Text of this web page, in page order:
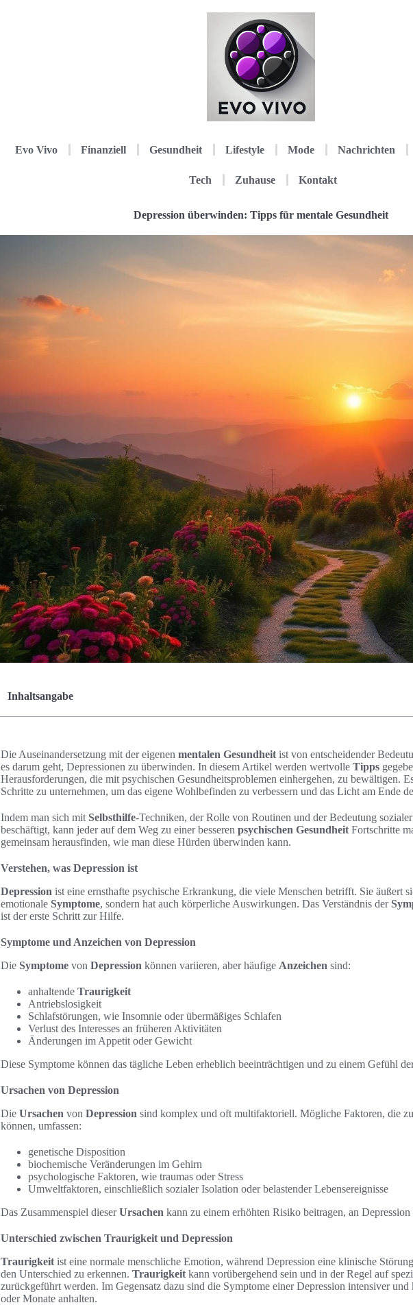
Evo Vivo Finanziell Gesundheit Lifestyle Mode Nachrichten
Tech Zuhause Kontakt
Depression überwinden: Tipps für mentale Gesundheit
Inhaltsangabe
Die Auseinandersetzung mit der eigenen mentalen Gesundheit ist von entscheidender
es darum geht, Depressionen zu überwinden. In diesem Artikel werden wertvolle Tipps
Herausforderungen, die mit psychischen Gesundheitsproblemen einhergehen, zu bewältigen.
Schritte zu unternehmen, um das eigene Wohlbefinden zu verbessern und das Licht am Ende
Indem man sich mit Selbsthilfe-Techniken, der Rolle von Routinen und der Bedeutung
beschäftigt, kann jeder auf dem Weg zu einer besseren psychischen Gesundheit Fortschritte
gemeinsam herausfinden, wie man diese Hürden überwinden kann.
Verstehen, was Depression ist
Depression ist eine ernsthafte psychische Erkrankung, die viele Menschen betrifft. Sie äußert
emotionale Symptome, sondern hat auch körperliche Auswirkungen. Das Verständnis der
ist der erste Schritt zur Hilfe.
Symptome und Anzeichen von Depression
Die Symptome von Depression können variieren, aber häufige Anzeichen sind:
anhaltende Traurigkeit
Antriebslosigkeit
Schlafstörungen, wie Insomnie oder übermäßiges Schlafen
Verlust des Interesses an früheren Aktivitäten
Änderungen im Appetit oder Gewicht
Diese Symptome können das tägliche Leben erheblich beeinträchtigen und zu einem Gefühl
Ursachen von Depression
Die Ursachen von Depression sind komplex und oft multifaktoriell. Mögliche Faktoren, die
können, umfassen:
genetische Disposition
biochemische Veränderungen im Gehirn
psychologische Faktoren, wie traumas oder Stress
Umweltfaktoren, einschließlich sozialer Isolation oder belastender Lebensereignisse
Das Zusammenspiel dieserUrsachen kann zu einem erhöhten Risiko beitragen, an
Unterschied zwischen Traurigkeit und Depression
Traurigkeit ist eine normale menschliche Emotion, während Depression eine klinische
den Unterschied zu erkennen. Traurigkeit kann vorübergehend sein und in der Regel auf
zurückgeführt werden. Im Gegensatz dazu sind die Symptome einer Depression intensiver und
oder Monate anhalten.